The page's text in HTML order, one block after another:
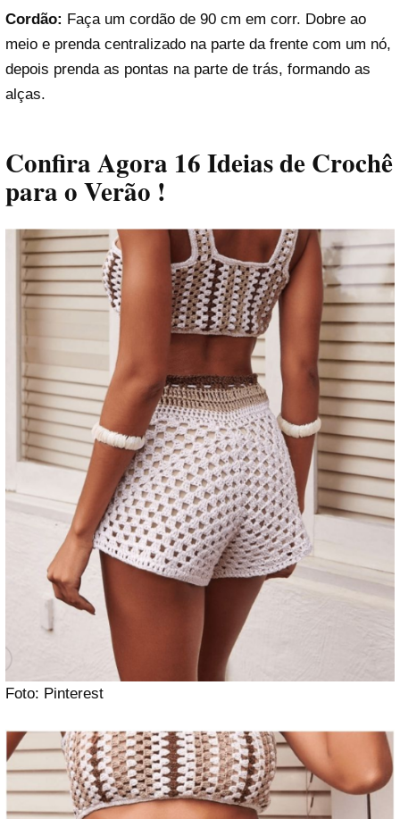
Cordão: Faça um cordão de 90 cm em corr. Dobre ao
meio e prenda centralizado na parte da frente com um nó,
depois prenda as pontas na parte de trás, formando as
alças.
Confira Agora 16 Ideias de Crochê
para o Verão !
Foto: Pinterest